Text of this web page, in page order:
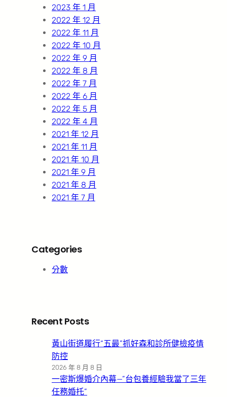
2023 年 1 月
2022 年 12 月
2022 年 11 月
2022 年 10 月
2022 年 9 月
2022 年 8 月
2022 年 7 月
2022 年 6 月
2022 年 5 月
2022 年 4 月
2021 年 12 月
2021 年 11 月
2021 年 10 月
2021 年 9 月
2021 年 8 月
2021 年 7 月
Categories
分數
Recent Posts
黃山街道履行“五最”抓好森和診所健檢疫情
防控
2026 年 8 月 8 日
一密斯爆婚介內幕—”台包養經驗我當了三年
任務婚托”